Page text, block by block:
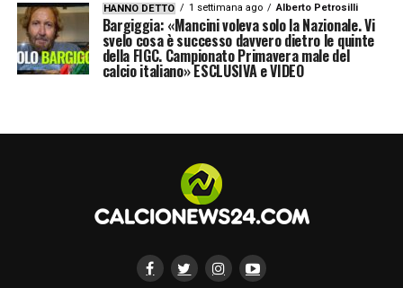
HANNO DETTO 1 settimana ago Alberto Petrosilli
Bargiggia: «Mancini voleva solo la Nazionale. Vi
svelo cosa è successo davvero dietro le quinte
della FIGC. Campionato Primavera male del
calcio italiano» ESCLUSIVA e VIDEO